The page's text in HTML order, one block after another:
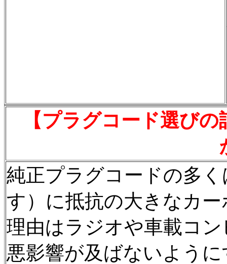
【プラグコード選び
純正プラグコードの多
す）に抵抗の大きなカ
理由はラジオや車載コ
悪影響が及ばないよう